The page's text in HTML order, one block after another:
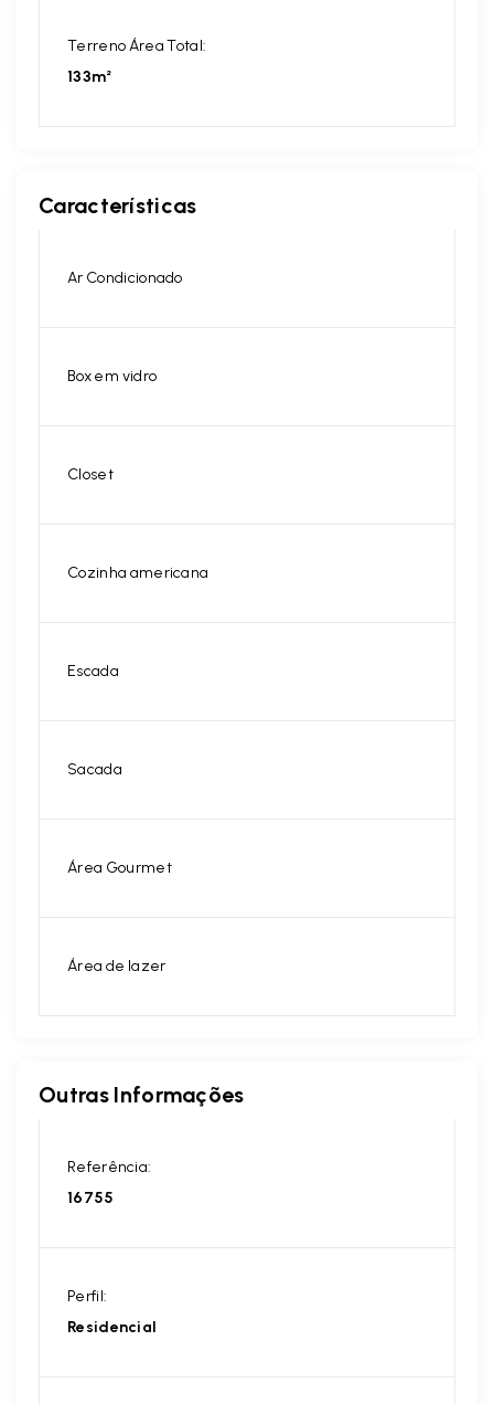
Terreno Área Total:
133m²
Características
Ar Condicionado
Box em vidro
Closet
Cozinha americana
Escada
Sacada
Área Gourmet
Área de lazer
Outras Informações
Referência:
16755
Perfil:
Residencial